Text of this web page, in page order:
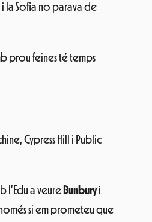
i la Sofia no parava de
prou feines té temps
Cypress Hill i Public
l’Edu a veure Bunburyi
si em prometeu que